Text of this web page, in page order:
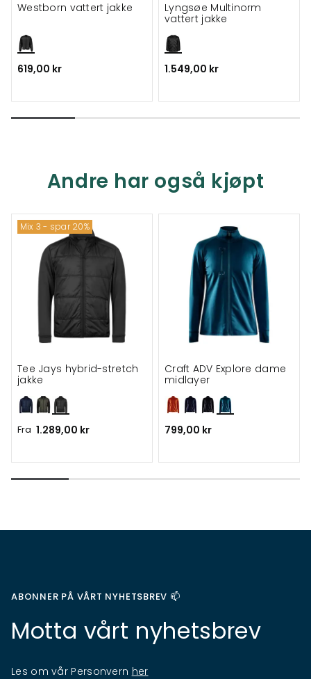
Westborn vattert jakke
619,00 kr
Lyngsøe Multinorm
vattert jakke
1.549,00 kr
Andre har også kjøpt
Mix 3 - spar 20%
Tee Jays hybrid-stretch
jakke
Fra 1.289,00 kr
Craft ADV Explore dame
midlayer
799,00 kr
ABONNER PÅ VÅRT NYHETSBREV 📫
Motta vårt nyhetsbrev
Les om vår Personvern her